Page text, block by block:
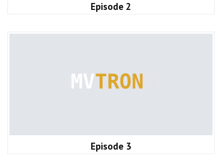
Episode 2
Episode 3